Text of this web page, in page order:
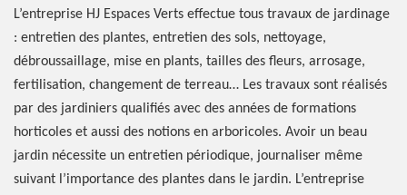
L’entreprise HJ Espaces Verts effectue tous travaux de jardinage
: entretien des plantes, entretien des sols, nettoyage,
débroussaillage, mise en plants, tailles des fleurs, arrosage,
fertilisation, changement de terreau… Les travaux sont réalisés
par des jardiniers qualifiés avec des années de formations
horticoles et aussi des notions en arboricoles. Avoir un beau
jardin nécessite un entretien périodique, journaliser même
suivant l’importance des plantes dans le jardin. L’entreprise